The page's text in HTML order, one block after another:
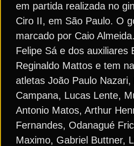
em partida realizada no
Ciro II, em São Paulo. O
marcado por Caio
Felipe Sá e dos auxiliares
Reginaldo Mattos e tem
atletas João Paulo
Campana, Lucas Lente,
Antonio Matos, Arthur
Fernandes, Odanagué
Maximo, Gabriel Buttner,